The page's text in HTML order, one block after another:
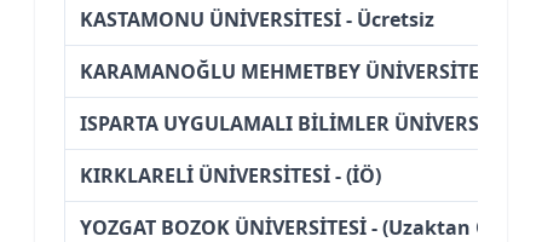
KASTAMONU ÜNİVERSİTESİ - Ücretsiz
KARAMANOĞLU MEHMETBEY ÜNİVERSİTESİ -
ISPARTA UYGULAMALI BİLİMLER
KIRKLARELİ ÜNİVERSİTESİ - (İÖ)
YOZGAT BOZOK ÜNİVERSİTESİ - (Uzaktan